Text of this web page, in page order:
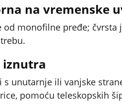
na vremenske
od monofilne pređe;
iznutra
s unutarnje ili vanjske
pomoću teleskopskih